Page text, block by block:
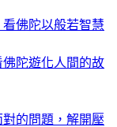
佛陀以般若智慧
陀遊化人間的故
的問題，解開壓